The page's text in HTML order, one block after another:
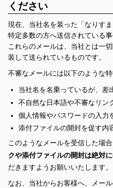
ください
現在、当社名を装った「なりす
特定多数の方へ送信されている
これらのメールは、当社とは一
装して送られているものです。
不審なメールには以下のような特
当社名を名乗っているが、差
不自然な日本語や不審なリン
個人情報やパスワードの入力
添付ファイルの開封を促す内
このようなメールを受信した場合
クや添付ファイルの開封は絶対
だきますようお願いいたします。
なお、当社からお客様へ、メー